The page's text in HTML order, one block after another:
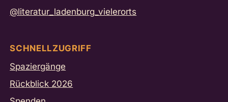
@literatur_ladenburg_vielerorts
SCHNELLZUGRIFF
Spaziergänge
Rückblick 2026